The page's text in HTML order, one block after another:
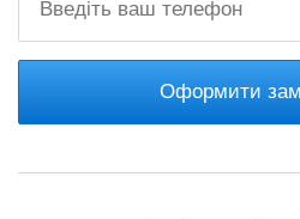
Оформити